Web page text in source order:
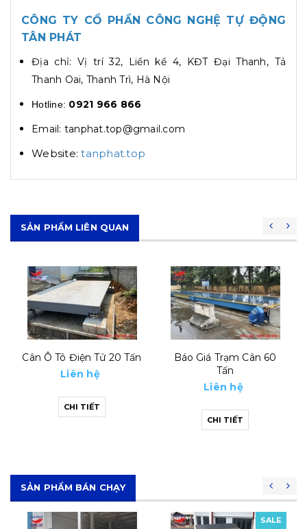
CÔNG TY CỔ PHẦN CÔNG NGHỆ TỰ ĐỘNG
TÂN PHÁT
Địa chỉ: Vị trí 32, Liền kề 4, KĐT Đại Thanh, Tả
Thanh Oai, Thanh Trì, Hà Nội
Hotline: 0921 966 866
Email: tanphat.top@gmail.com
Website:tanphat.top
SẢN PHẨM LIÊN QUAN
Báo Giá Trạm Cân 60
Tấn
CHI TIẾT
Trạm Cân 80 Tấn -cân Ô
Tô Điện Tử 80 Tấn
Liên hệ
CHI TIẾT
SẢN PHẨM BÁN CHẠY
SALE SALE